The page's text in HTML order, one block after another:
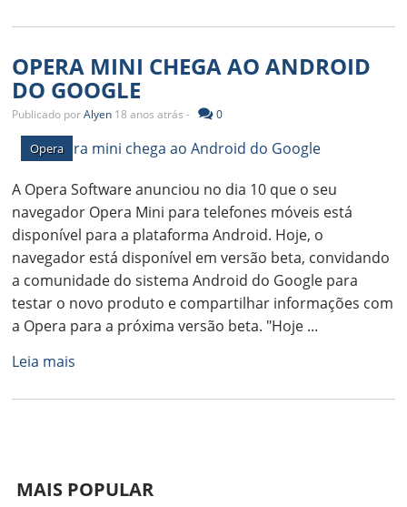
OPERA MINI CHEGA AO ANDROID
DO GOOGLE
Publicado porAlyen 18 anos atrás - 0
Opera
A Opera Software anunciou no dia 10 que o seu
navegador Opera Mini para telefones móveis está
disponível para a plataforma Android. Hoje, o
navegador está disponível em versão beta, convidando
a comunidade do sistema Android do Google para
testar o novo produto e compartilhar informações com
a Opera para a próxima versão beta. "Hoje ...
Leia mais
MAIS POPULAR